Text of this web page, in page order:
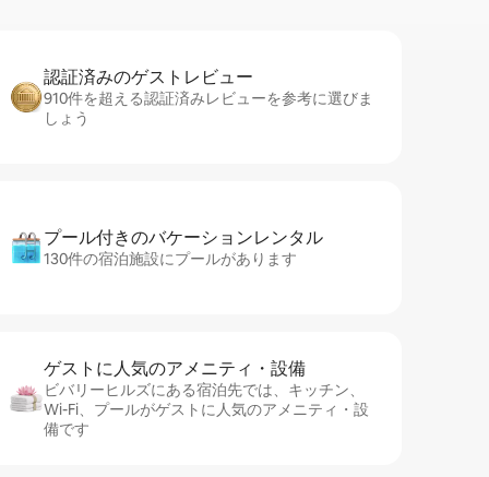
認証済みのゲ⁠ス⁠ト⁠レ⁠ビ⁠ュ⁠ー
910件を超える認証済みレビューを参考に選びま
しょう
プール付きのバ⁠ケ⁠ー⁠シ⁠ョ⁠ンレ⁠ン⁠タ⁠ル
130件の宿泊施設にプールがあります
ゲストに人⁠気⁠のア⁠メ⁠ニ⁠テ⁠ィ・設⁠備
ビバリーヒルズにある宿泊先では、キッチン、
Wi-Fi、プールがゲストに人気のアメニティ・設
備です